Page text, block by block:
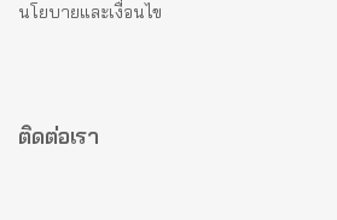
นโยบายและเงื่อนไข
ติดต่อเรา